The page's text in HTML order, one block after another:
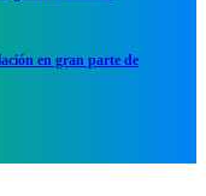
en gran parte de